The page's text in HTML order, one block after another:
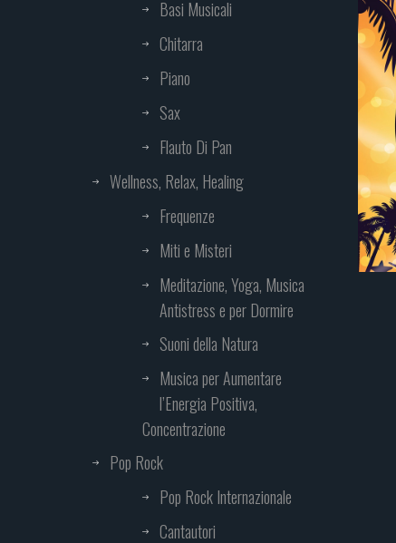
Basi Musicali
Chitarra
Piano
Sax
Flauto Di Pan
Wellness, Relax, Healing
Frequenze
Miti e Misteri
Meditazione, Yoga, Musica
Antistress e per Dormire
Suoni della Natura
Musica per Aumentare
l’Energia Positiva,
Concentrazione
Pop Rock
Pop Rock Internazionale
Cantautori